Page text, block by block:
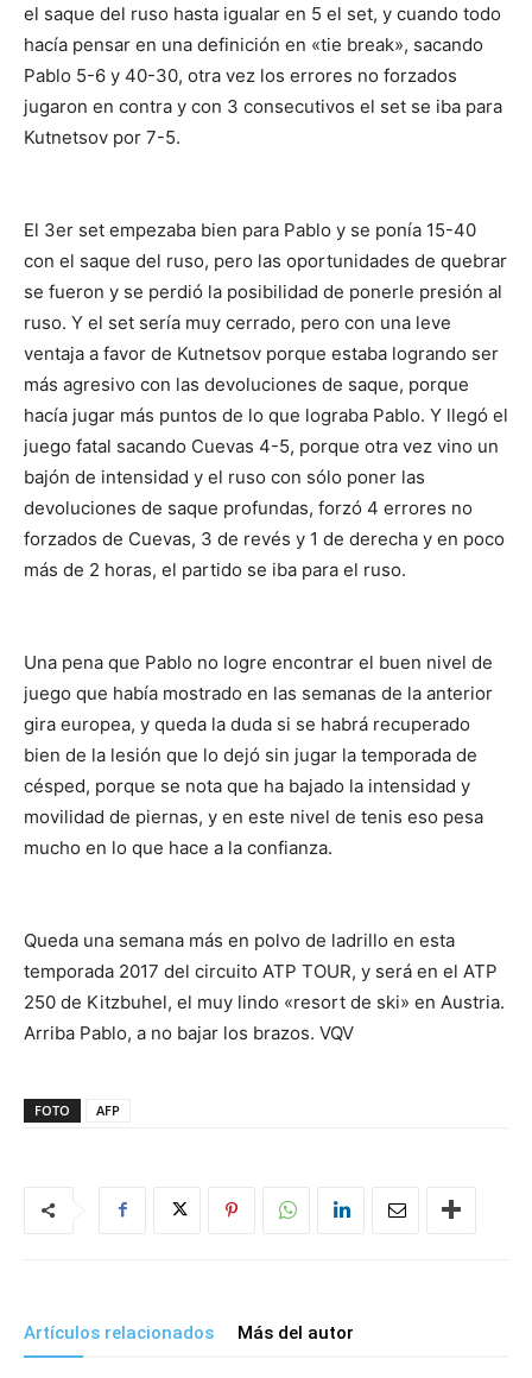
el saque del ruso hasta igualar en 5 el set, y cuando todo
hacía pensar en una definición en «tie break», sacando
Pablo 5-6 y 40-30, otra vez los errores no forzados
jugaron en contra y con 3 consecutivos el set se iba para
Kutnetsov por 7-5.
El 3er set empezaba bien para Pablo y se ponía 15-40
con el saque del ruso, pero las oportunidades de quebrar
se fueron y se perdió la posibilidad de ponerle presión al
ruso. Y el set sería muy cerrado, pero con una leve
ventaja a favor de Kutnetsov porque estaba logrando ser
más agresivo con las devoluciones de saque, porque
hacía jugar más puntos de lo que lograba Pablo. Y llegó el
juego fatal sacando Cuevas 4-5, porque otra vez vino un
bajón de intensidad y el ruso con sólo poner las
devoluciones de saque profundas, forzó 4 errores no
forzados de Cuevas, 3 de revés y 1 de derecha y en poco
más de 2 horas, el partido se iba para el ruso.
Una pena que Pablo no logre encontrar el buen nivel de
juego que había mostrado en las semanas de la anterior
gira europea, y queda la duda si se habrá recuperado
bien de la lesión que lo dejó sin jugar la temporada de
césped, porque se nota que ha bajado la intensidad y
movilidad de piernas, y en este nivel de tenis eso pesa
mucho en lo que hace a la confianza.
Queda una semana más en polvo de ladrillo en esta
temporada 2017 del circuito ATP TOUR, y será en el ATP
250 de Kitzbuhel, el muy lindo «resort de ski» en Austria.
Arriba Pablo, a no bajar los brazos. VQV
FOTO AFP
Artículos relacionados Más del autor